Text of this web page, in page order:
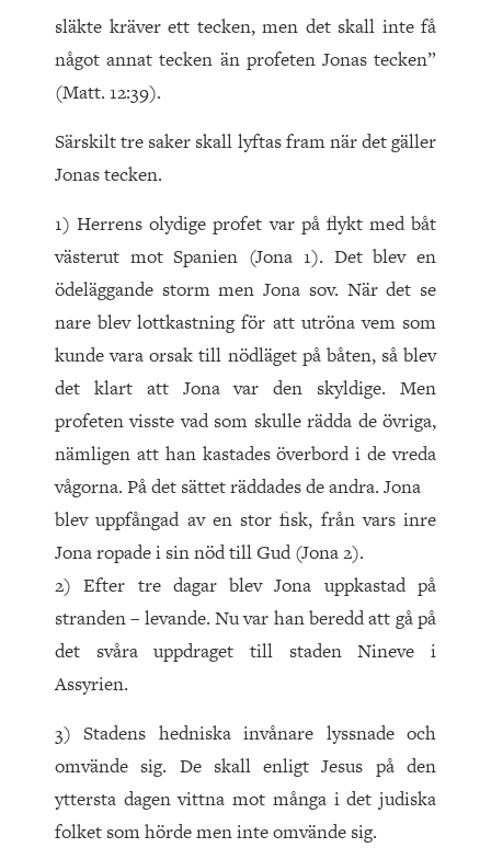
släkte kräver ett tecken, men det skall inte få
något annat tecken än profeten Jonas tecken”
(Matt. 12:39).
Särskilt tre saker skall lyftas fram när det gäller
Jonas tecken.
1) Herrens olydige profet var på flykt med båt
västerut mot Spanien (Jona 1). Det blev en
ödeläggande storm men Jona sov. När det se
nare blev lottkastning för att utröna vem som
kunde vara orsak till nödläget på båten, så blev
det klart att Jona var den skyldige. Men
profeten visste vad som skulle rädda de övriga,
nämligen att han kastades överbord i de vreda
vågorna. På det sättet räddades de andra. Jona
blev uppfångad av en stor fisk, från vars inre
Jona ropade i sin nöd till Gud (Jona 2).
2) Efter tre dagar blev Jona uppkastad på
stranden – levande. Nu var han beredd att gå på
det svåra uppdraget till staden Nineve i
Assyrien.
3) Stadens hedniska invånare lyssnade och
omvände sig. De skall enligt Jesus på den
yttersta dagen vittna mot många i det judiska
folket som hörde men inte omvände sig.